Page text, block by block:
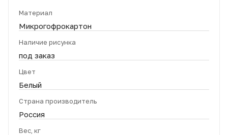
Материал
Микрогофрокартон
Наличие рисунка
под заказ
Цвет
Белый
Страна производитель
Россия
Вес, кг